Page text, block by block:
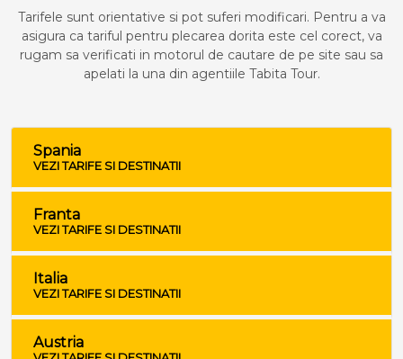
Tarifele sunt orientative si pot suferi modificari. Pentru a va
asigura ca tariful pentru plecarea dorita este cel corect, va
rugam sa verificati in motorul de cautare de pe site sau sa
apelati la una din agentiile Tabita Tour.
Spania
VEZI TARIFE SI DESTINATII
Franta
VEZI TARIFE SI DESTINATII
Italia
VEZI TARIFE SI DESTINATII
Austria